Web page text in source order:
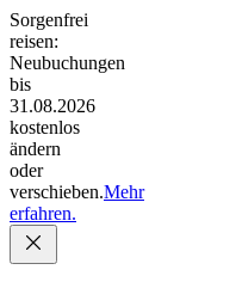
Sorgenfrei
reisen:
Neubuchungen
bis
31.08.2026
kostenlos
ändern
oder
verschieben.Mehr
erfahren.